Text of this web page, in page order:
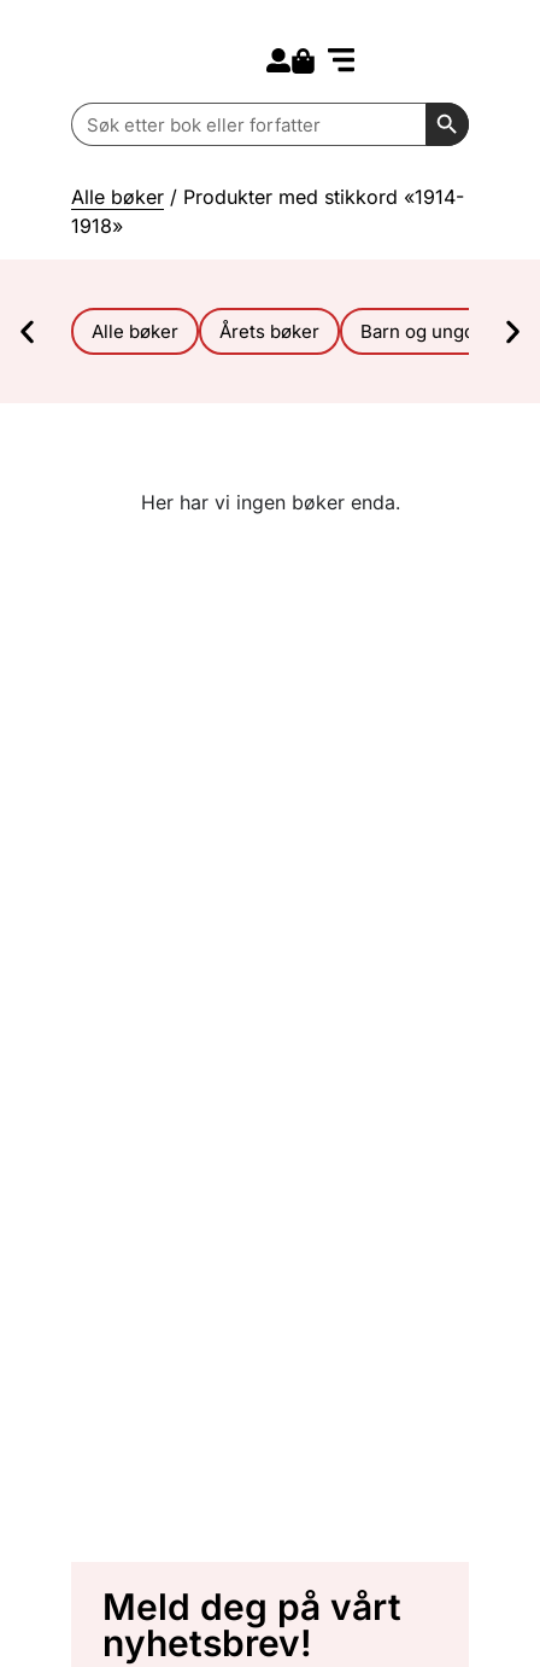
Search
for:
Search
Alle bøker / Produkter med stikkord «1914-
1918»
Alle bøker Årets bøker Barn og ungdom
Her har vi ingen bøker enda.
Meld deg på vårt
nyhetsbrev!